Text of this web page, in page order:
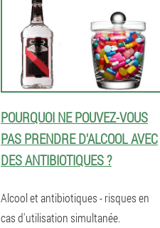
POURQUOI NE POUVEZ-VOUS
PAS PRENDRE D'ALCOOL AVEC
DES ANTIBIOTIQUES ?
Alcool et antibiotiques - risques en
cas d'utilisation simultanée.